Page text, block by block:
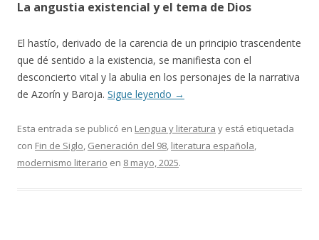
La angustia existencial y el tema de Dios
El hastío, derivado de la carencia de un principio trascendente
que dé sentido a la existencia, se manifiesta con el
desconcierto vital y la abulia en los personajes de la narrativa
de Azorín y Baroja. Sigue leyendo →
Esta entrada se publicó en Lengua y literatura y está etiquetada
con Fin de Siglo, Generación del 98, literatura española,
modernismo literario en 8 mayo, 2025.